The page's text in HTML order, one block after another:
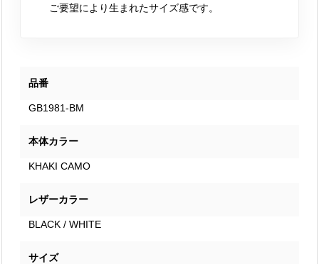
ご要望により生まれたサイズ感です。
品番
GB1981-BM
本体カラー
KHAKI CAMO
レザーカラー
BLACK / WHITE
サイズ